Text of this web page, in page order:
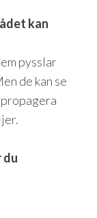
kan
pysslar
de kan se
du